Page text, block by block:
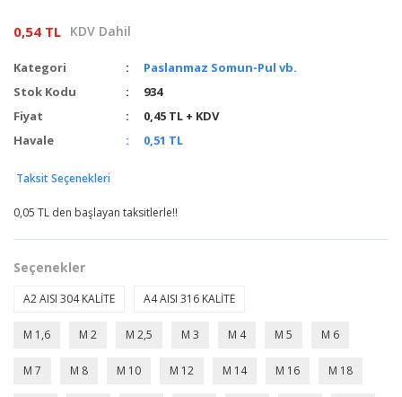
0,54 TL KDV Dahil
Kategori
Paslanmaz Somun-Pul vb.
Stok Kodu
934
Fiyat
0,45 TL + KDV
Havale
0,51 TL
Taksit Seçenekleri
0,05 TL den başlayan taksitlerle!!
Seçenekler
A2 AISI 304 KALİTE A4 AISI 316 KALİTE
M 1,6 M 2 M 2,5 M 3 M 4 M 5 M 6
M 7 M 8 M 10 M 12 M 14 M 16 M 18